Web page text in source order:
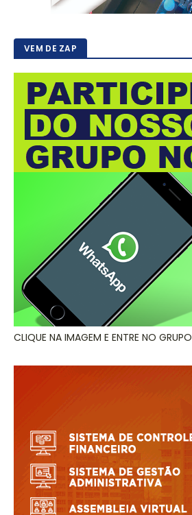
VEM DE ZAP
CLIQUE NA IMAGEM E ENTRE NO GRUPO